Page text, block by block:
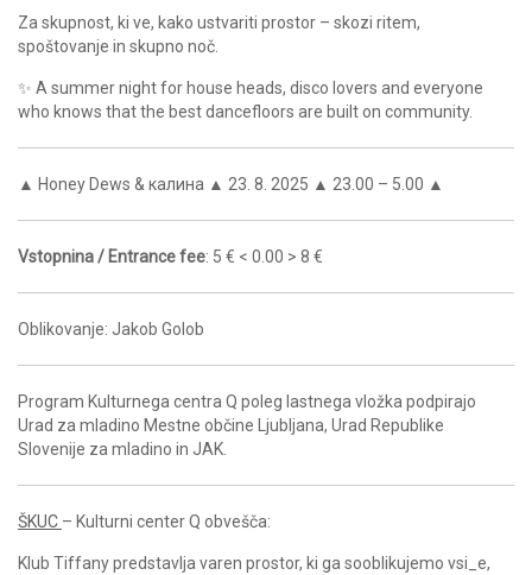
Za skupnost, ki ve, kako ustvariti prostor – skozi ritem,
spoštovanje in skupno noč.
✨ A summer night for house heads, disco lovers and everyone
who knows that the best dancefloors are built on community.
▲ Honey Dews & калина ▲ 23. 8. 2025 ▲ 23.00 – 5.00 ▲
Vstopnina / Entrance fee: 5 € < 0.00 > 8 €
Oblikovanje: Jakob Golob
Program Kulturnega centra Q poleg lastnega vložka podpirajo
Urad za mladino Mestne občine Ljubljana, Urad Republike
Slovenije za mladino in JAK.
ŠKUC – Kulturni center Q obvešča:
Klub Tiffany predstavlja varen prostor, ki ga sooblikujemo vsi_e,